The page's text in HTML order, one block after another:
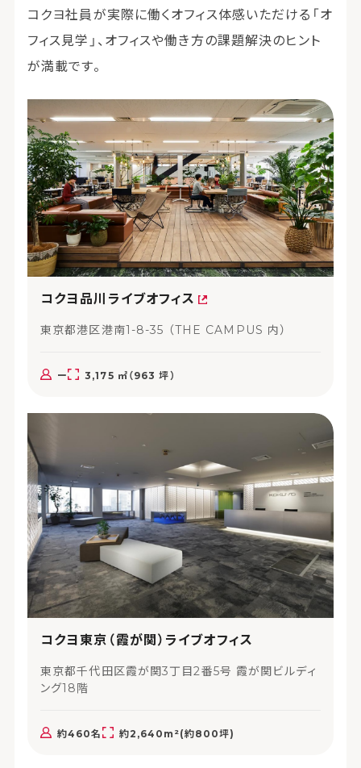
コクヨ社員が実際に働くオフィス体感いただける「オ
フィス見学」、オフィスや働き方の課題解決のヒント
が満載です。
コクヨ品川ライブオフィス
東京都港区港南1-8-35 （THE CAMPUS 内）
ー 3,175 ㎡（963 坪）
コクヨ東京（霞が関）ライブオフィス
東京都千代田区霞が関3丁目2番5号 霞が関ビルディ
ング18階
約460名 約2,640m²(約800坪)